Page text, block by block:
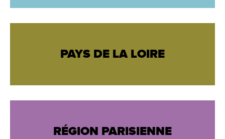
PAYS DE LA LOIRE
RÉGION PARISIENNE